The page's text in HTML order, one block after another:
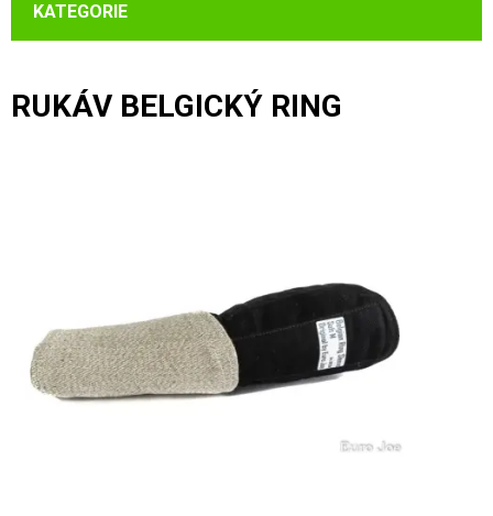
KATEGORIE
RUKÁV BELGICKÝ RING